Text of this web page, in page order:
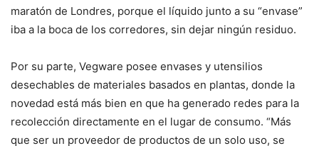
maratón de Londres, porque el líquido junto a su “envase”
iba a la boca de los corredores, sin dejar ningún residuo.
Por su parte, Vegware posee envases y utensilios
desechables de materiales basados en plantas, donde la
novedad está más bien en que ha generado redes para la
recolección directamente en el lugar de consumo. “Más
que ser un proveedor de productos de un solo uso, se